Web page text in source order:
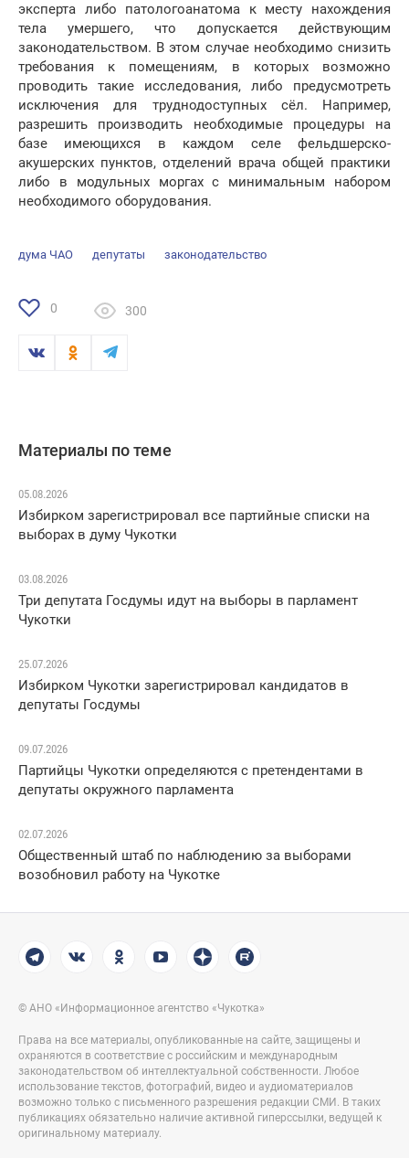
эксперта либо патологоанатома к месту нахождения
тела умершего, что допускается действующим
законодательством. В этом случае необходимо снизить
требования к помещениям, в которых возможно
проводить такие исследования, либо предусмотреть
исключения для труднодоступных сёл. Например,
разрешить производить необходимые процедуры на
базе имеющихся в каждом селе фельдшерско-
акушерских пунктов, отделений врача общей практики
либо в модульных моргах с минимальным набором
необходимого оборудования.
дума ЧАО депутаты законодательство
0 300
Материалы по теме
05.08.2026
Избирком зарегистрировал все партийные списки на
выборах в думу Чукотки
03.08.2026
Три депутата Госдумы идут на выборы в парламент
Чукотки
25.07.2026
Избирком Чукотки зарегистрировал кандидатов в
депутаты Госдумы
09.07.2026
Партийцы Чукотки определяются с претендентами в
депутаты окружного парламента
02.07.2026
Общественный штаб по наблюдению за выборами
возобновил работу на Чукотке
© АНО «Информационное агентство «Чукотка»
Права на все материалы, опубликованные на сайте, защищены и
охраняются в соответствие с российским и международным
законодательством об интеллектуальной собственности. Любое
использование текстов, фотографий, видео и аудиоматериалов
возможно только с письменного разрешения редакции СМИ. В таких
публикациях обязательно наличие активной гиперссылки, ведущей к
оригинальному материалу.